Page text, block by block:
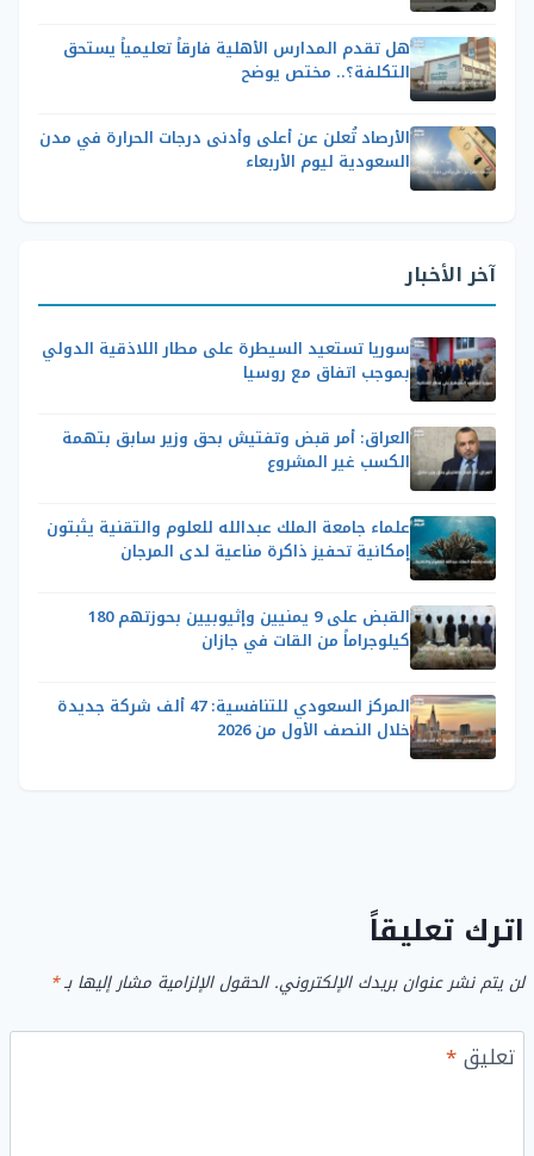
هل تقدم المدارس الأهلية فارقاً تعليمياً يستحق
التكلفة؟.. مختص يوضح
الأرصاد تُعلن عن أعلى وأدنى درجات الحرارة في مدن
السعودية ليوم الأربعاء
آخر الأخبار
سوريا تستعيد السيطرة على مطار اللاذقية الدولي
بموجب اتفاق مع روسيا
العراق: أمر قبض وتفتيش بحق وزير سابق بتهمة
الكسب غير المشروع
علماء جامعة الملك عبدالله للعلوم والتقنية يثبتون
إمكانية تحفيز ذاكرة مناعية لدى المرجان
القبض على 9 يمنيين وإثيوبيين بحوزتهم 180
كيلوجراماً من القات في جازان
المركز السعودي للتنافسية: 47 ألف شركة جديدة
خلال النصف الأول من 2026
اترك تعليقاً
لن يتم نشر عنوان بريدك الإلكتروني. الحقول الإلزامية مشار إليها بـ*
تعليق*